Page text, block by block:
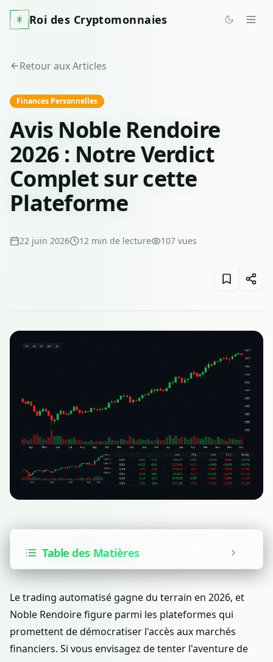
Roi des Cryptomonnaies
Retour aux Articles
Finances Personnelles
Avis Noble Rendoire
2026 : Notre Verdict
Complet sur cette
Plateforme
22 juin 2026 12 min de lecture 107 vues
Table des Matières
Le trading automatisé gagne du terrain en 2026, et
Noble Rendoire figure parmi les plateformes qui
promettent de démocratiser l'accès aux marchés
financiers. Si vous envisagez de tenter l'aventure de